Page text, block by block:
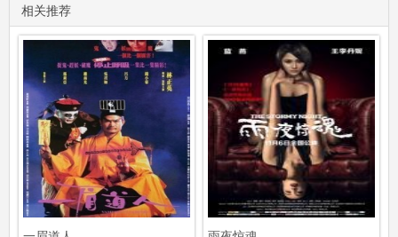
相关推荐